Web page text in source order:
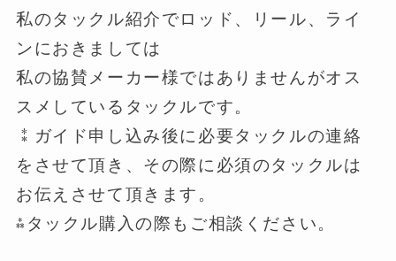
私のタックル紹介でロッド、リール、ライ
ンにおきましては
私の協賛メーカー様ではありませんがオス
スメしているタックルです。
⁑ガイド申し込み後に必要タックルの連絡
をさせて頂き、その際に必須のタックルは
お伝えさせて頂きます。
⁂タックル購入の際もご相談ください。